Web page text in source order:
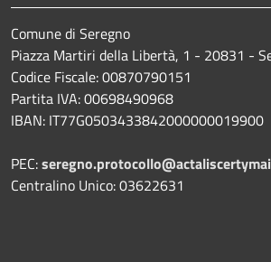
Comune di Seregno
Piazza Martiri della Libertà, 1 - 20831 -
Codice Fiscale: 00870790151
Partita IVA: 00698490968
IBAN: IT77G0503433842000000019900
PEC:
Centralino Unico: 03622631